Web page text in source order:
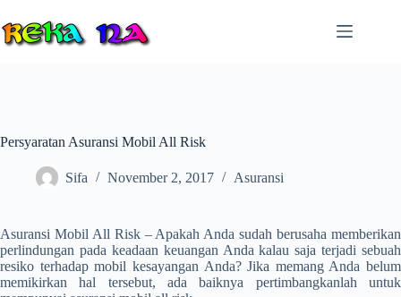
to
content
Persyaratan Asuransi Mobil All Risk
Sifa November 2, 2017 Asuransi
Asuransi Mobil All Risk – Apakah Anda sudah berusaha memberikan
perlindungan pada keadaan keuangan Anda kalau saja terjadi sebuah
resiko terhadap mobil kesayangan Anda? Jika memang Anda belum
memikirkan hal tersebut, ada baiknya pertimbangkanlah untuk